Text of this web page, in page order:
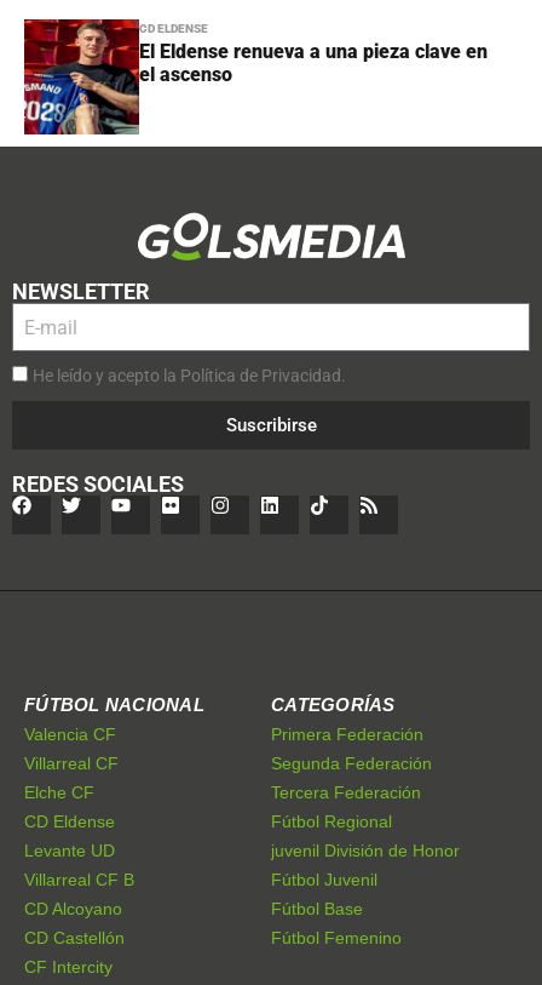
CD ELDENSE
El Eldense renueva a una pieza clave en
el ascenso
NEWSLETTER
He leído y acepto la Política de Privacidad.
Suscribirse
REDES SOCIALES
FÚTBOL NACIONAL
Valencia CF
Villarreal CF
Elche CF
CD Eldense
Levante UD
Villarreal CF B
CD Alcoyano
CD Castellón
CF Intercity
CATEGORÍAS
Primera Federación
Segunda Federación
Tercera Federación
Fútbol Regional
juvenil División de Honor
Fútbol Juvenil
Fútbol Base
Fútbol Femenino